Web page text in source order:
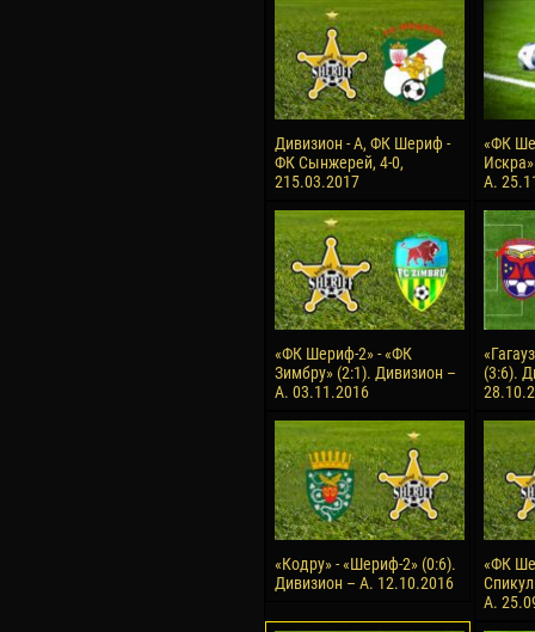
Дивизион - А, ФК Шериф -
ФК Сынжерей, 4-0,
215.03.2017
«ФК
А.
«ФК Шериф-2» - «ФК
Зимбру» (2:1). Дивизион –
А. 03.11.2016
(3:6).
«Кодру» - «Шериф-2» (0:6).
Дивизион – А. 12.10.2016
«ФК
А.